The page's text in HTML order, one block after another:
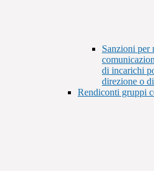
Sanzioni per
di incarichi
direzione o
Rendiconti gruppi